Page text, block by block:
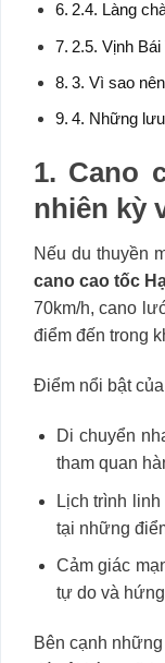
2.4. Làng
2.5. Vịnh
3. Vì sao
4. Những
1. Cano
nhiên kỳ
Nếu du thuyền
cano cao tốc
70km/h, cano
điểm đến trong
Điểm nổi bật
Di chuyển
tham quan
Lịch trình
tại những
Cảm giác
tự do và
Bên cạnh